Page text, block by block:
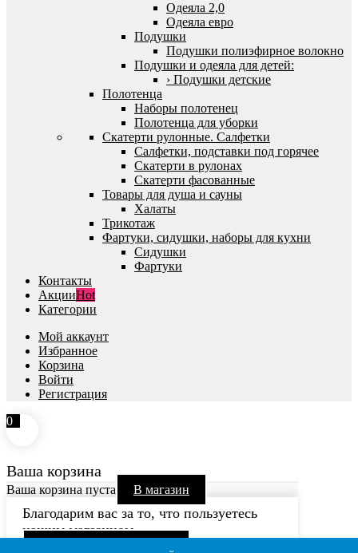
Одеяла 2,0
Одеяла евро
Подушки
Подушки полиэфирное волокно
Подушки и одеяла для детей:
› Подушки детские
Полотенца
Наборы полотенец
Полотенца для уборки
Скатерти рулонные. Салфетки
Салфетки, подставки под горячее
Скатерти в рулонах
Скатерти фасованные
Товары для душа и сауны
Халаты
Трикотаж
Фартуки, сидушки, наборы для кухни
Сидушки
Фартуки
Контакты
АкцииHot
Категории
Мой аккаунт
Избранное
Корзина
Войти
Регистрация
0
Ваша корзина
Ваша корзина пуста В магазин
Благодарим вас за то, что пользуетесь
нашим магазином